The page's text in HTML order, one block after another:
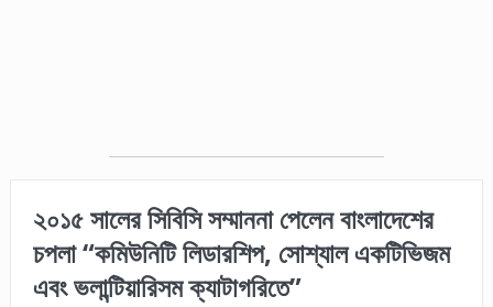
২০১৫ সালের সিবিসি সম্মাননা পেলেন বাংলাদেশের
চপলা “কমিউনিটি লিডারশিপ, সোশ্যাল একটিভিজম
এবং ভলান্টিয়ারিসম ক্যাটাগরিতে”